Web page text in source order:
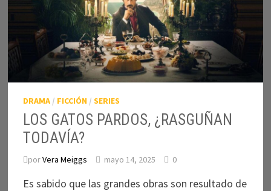
DRAMA/ FICCIÓN / SERIES
LOS GATOS PARDOS, ¿RASGUÑAN
TODAVÍA?
porVera Meiggs mayo 14, 2025 0
Es sabido que las grandes obras son resultado de